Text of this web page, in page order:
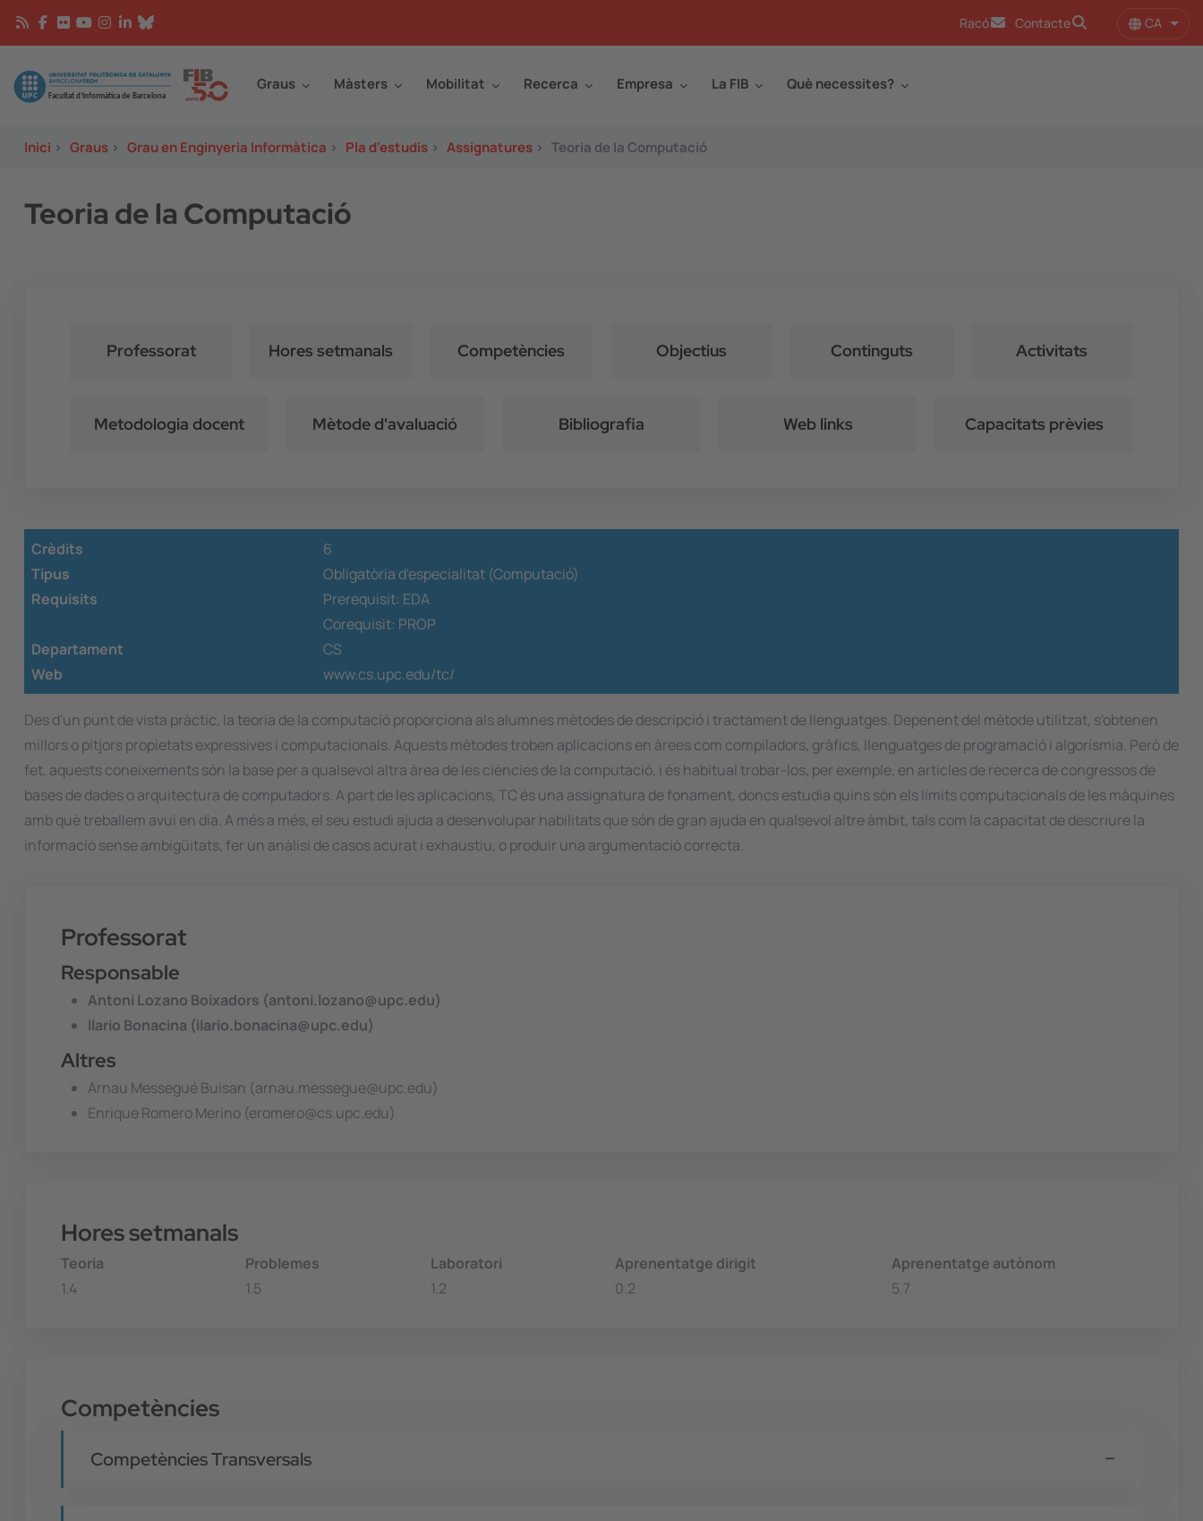
Vés al contingut
Racó Contacte CA
Image Graus Màsters Mobilitat Recerca Empresa La FIB Què necessites?
Inici > Graus > Grau en Enginyeria Informàtica > Pla d'estudis > Assignatures > Teoria de la Computació
Teoria de la Computació
Professorat Hores setmanals Competències Objectius Continguts Activitats
Metodologia docent Mètode d'avaluació Bibliografia Web links Capacitats prèvies
Crèdits
6
Tipus
Obligatòria d'especialitat (Computació)
Requisits
Prerequisit: EDA
Corequisit: PROP
Departament
CS
Web
www.cs.upc.edu/tc/
Des d'un punt de vista pràctic, la teoria de la computació proporciona als alumnes mètodes de descripció i tractament de llenguatges. Depenent del mètode utilitzat, s'obtenen
millors o pitjors propietats expressives i computacionals. Aquests mètodes troben aplicacions en àrees com compiladors, gràfics, llenguatges de programació i algorísmia. Però de
fet, aquests coneixements són la base per a qualsevol altra àrea de les ciències de la computació, i és habitual trobar-los, per exemple, en articles de recerca de congressos de
bases de dades o arquitectura de computadors. A part de les aplicacions, TC és una assignatura de fonament, doncs estudia quins són els límits computacionals de les màquines
amb què treballem avui en dia. A més a més, el seu estudi ajuda a desenvolupar habilitats que són de gran ajuda en qualsevol altre àmbit, tals com la capacitat de descriure la
informació sense ambigüitats, fer un anàlisi de casos acurat i exhaustiu, o produir una argumentació correcta.
Professorat
Responsable
Antoni Lozano Boixadors (antoni.lozano@upc.edu)
Ilario Bonacina (ilario.bonacina@upc.edu)
Altres
Arnau Messegué Buisan (arnau.messegue@upc.edu)
Enrique Romero Merino (eromero@cs.upc.edu)
Hores setmanals
Teoria
1.4
Problemes
1.5
Laboratori
1.2
Aprenentatge dirigit
0.2
Aprenentatge autònom
5.7
Competències
Competències Transversals